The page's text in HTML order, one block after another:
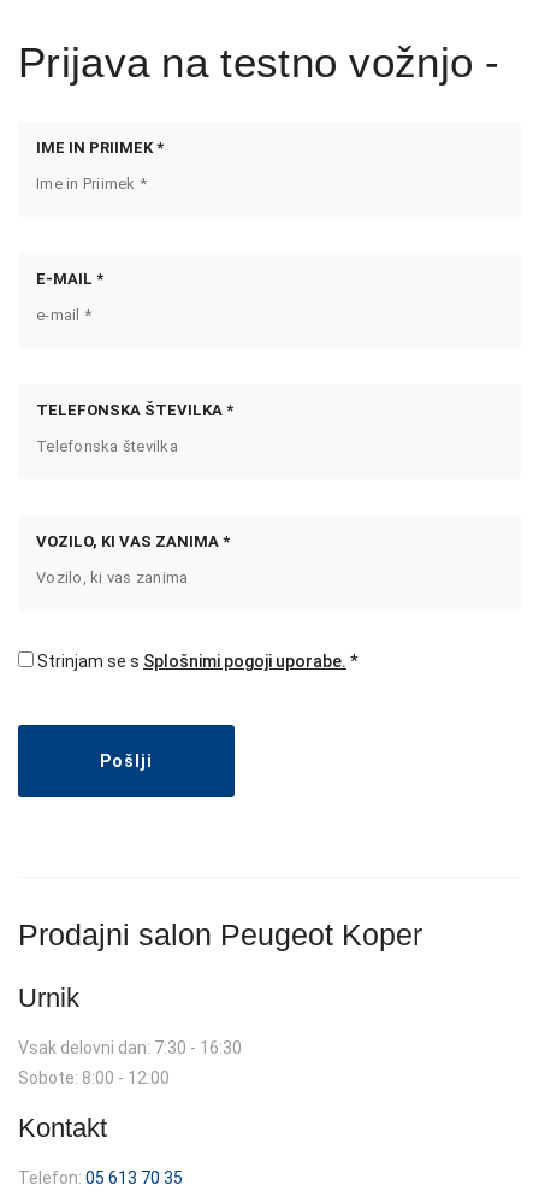
Prodajni salon Peugeot Koper
Urnik
Vsak delovni dan: 7:30 - 16:30
Sobote: 8:00 - 12:00
Kontakt
Telefon: 05 613 70 35
Prijava na testno vožnjo -
IME IN PRIIMEK *
E-MAIL *
TELEFONSKA ŠTEVILKA *
VOZILO, KI VAS ZANIMA *
Strinjam se s Splošnimi pogoji uporabe.
Pošlji